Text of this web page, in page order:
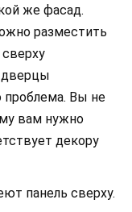
же фасад.
разместить
дверцы
Вы не
вам нужно
декору
панель сверху.